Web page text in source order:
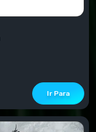
Ir Para